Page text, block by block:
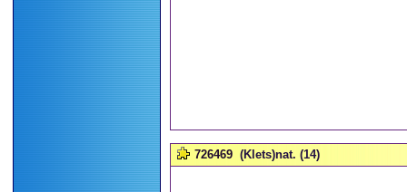
726469 (Klets)nat. (14)